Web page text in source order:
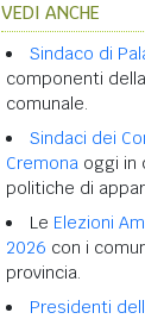
VEDI ANCHE
Sindaco di
componenti
comunale.
Sindaci dei
Cremona oggi in
politiche di
Le Elezioni
2026 con i
provincia.
Presidenti